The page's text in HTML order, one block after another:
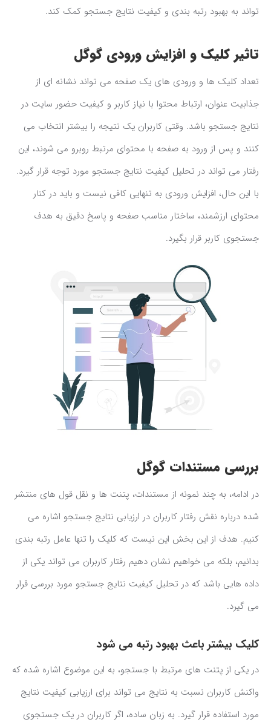
تواند به بهبود رتبه بندی و کیفیت نتایج جستجو کمک کند.
تاثیر کلیک و افزایش ورودی گوگل
تعداد کلیک ها و ورودی های یک صفحه می تواند نشانه ای از
جذابیت عنوان، ارتباط محتوا با نیاز کاربر و کیفیت حضور سایت در
نتایج جستجو باشد. وقتی کاربران یک نتیجه را بیشتر انتخاب می
کنند و پس از ورود به صفحه با محتوای مرتبط روبرو می شوند، این
رفتار می تواند در تحلیل کیفیت نتایج جستجو مورد توجه قرار گیرد.
با این حال، افزایش ورودی به تنهایی کافی نیست و باید در کنار
محتوای ارزشمند، ساختار مناسب صفحه و پاسخ دقیق به هدف
جستجوی کاربر قرار بگیرد.
بررسی مستندات گوگل
در ادامه، به چند نمونه از مستندات، پتنت ها و نقل قول های منتشر
شده درباره نقش رفتار کاربران در ارزیابی نتایج جستجو اشاره می
کنیم. هدف از این بخش این نیست که کلیک را تنها عامل رتبه بندی
بدانیم، بلکه می خواهیم نشان دهیم رفتار کاربران می تواند یکی از
داده هایی باشد که در تحلیل کیفیت نتایج جستجو مورد بررسی قرار
می گیرد.
کلیک بیشتر باعث بهبود رتبه می شود
در یکی از پتنت های مرتبط با جستجو، به این موضوع اشاره شده که
واکنش کاربران نسبت به نتایج می تواند برای ارزیابی کیفیت نتایج
مورد استفاده قرار گیرد. به زبان ساده، اگر کاربران در یک جستجوی